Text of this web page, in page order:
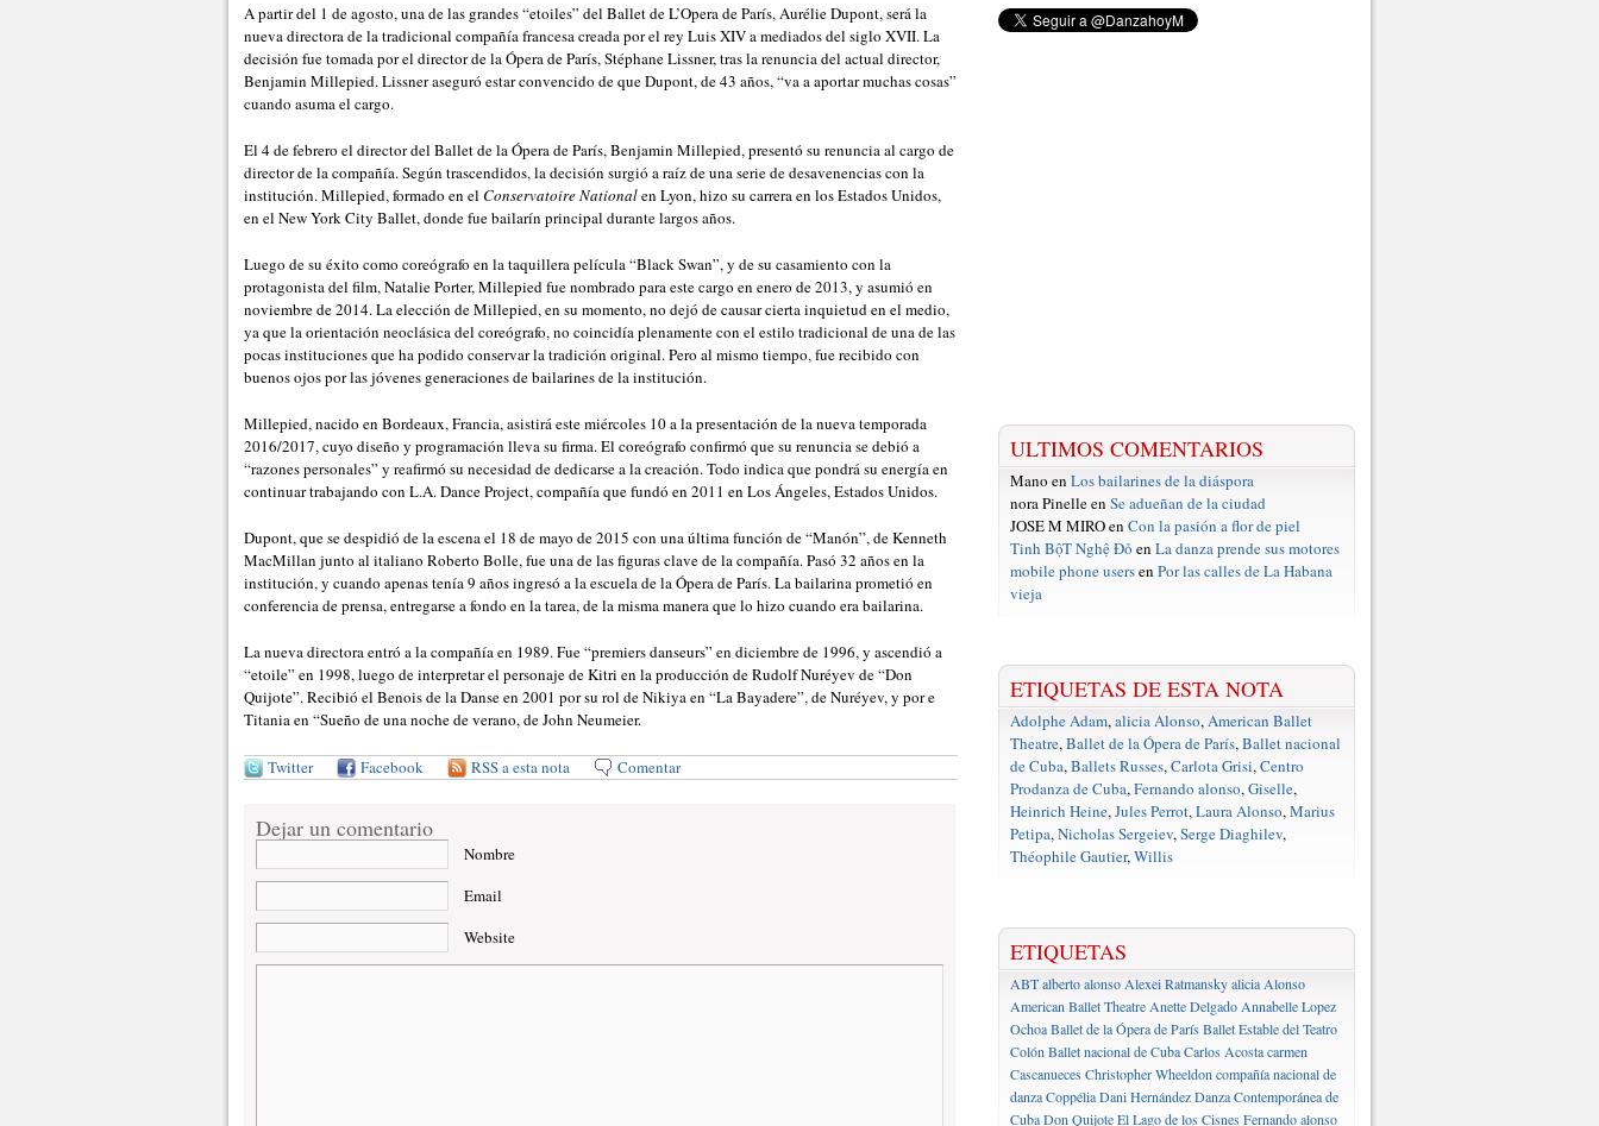
A partir del 1 de agosto, una de las grandes “etoiles” del Ballet de L’Opera de París, Aurélie Dupont, será la
nueva directora de la tradicional compañía francesa creada por el rey Luis XIV a mediados del siglo XVII. La
decisión fue tomada por el director de la Ópera de París, Stéphane Lissner, tras la renuncia del actual director,
Benjamin Millepied. Lissner aseguró estar convencido de que Dupont, de 43 años, “va a aportar muchas cosas”
cuando asuma el cargo.
El 4 de febrero el director del Ballet de la Ópera de París, Benjamin Millepied, presentó su renuncia al cargo de
director de la compañía. Según trascendidos, la decisión surgió a raíz de una serie de desavenencias con la
institución. Millepied, formado en el Conservatoire Nationalen Lyon, hizo su carrera en los Estados Unidos,
en el New York City Ballet, donde fue bailarín principal durante largos años.
Luego de su éxito como coreógrafo en la taquillera película “Black Swan”, y de su casamiento con la
protagonista del film, Natalie Porter, Millepied fue nombrado para este cargo en enero de 2013, y asumió en
noviembre de 2014. La elección de Millepied, en su momento, no dejó de causar cierta inquietud en el medio,
ya que la orientación neoclásica del coreógrafo, no coincidía plenamente con el estilo tradicional de una de las
pocas instituciones que ha podido conservar la tradición original. Pero al mismo tiempo, fue recibido con
buenos ojos por las jóvenes generaciones de bailarines de la institución.
Millepied, nacido en Bordeaux, Francia, asistirá este miércoles 10 a la presentación de la nueva temporada
2016/2017, cuyo diseño y programación lleva su firma. El coreógrafo confirmó que su renuncia se debió a
“razones personales” y reafirmó su necesidad de dedicarse a la creación. Todo indica que pondrá su energía en
continuar trabajando con L.A. Dance Project, compañía que fundó en 2011 en Los Ángeles, Estados Unidos.
Dupont, que se despidió de la escena el 18 de mayo de 2015 con una última función de “Manón”, de Kenneth
MacMillan junto al italiano Roberto Bolle, fue una de las figuras clave de la compañía. Pasó 32 años en la
institución, y cuando apenas tenía 9 años ingresó a la escuela de la Ópera de París. La bailarina prometió en
conferencia de prensa, entregarse a fondo en la tarea, de la misma manera que lo hizo cuando era bailarina.
La nueva directora entró a la compañía en 1989. Fue “premiers danseurs” en diciembre de 1996, y ascendió a
“etoile” en 1998, luego de interpretar el personaje de Kitri en la producción de Rudolf Nuréyev de “Don
Quijote”. Recibió el Benois de la Danse en 2001 por su rol de Nikiya en “La Bayadere”, de Nuréyev, y por e
Titania en “Sueño de una noche de verano, de John Neumeier.
Twitter Facebook RSS a esta nota Comentar
Dejar un comentario
Nombre
Email
Website
ULTIMOS COMENTARIOS
Mano en Los bailarines de la diáspora
nora Pinelle en Se adueñan de la ciudad
JOSE M MIRO en Con la pasión a flor de piel
Tinh BộT Nghệ Đỏ en La danza prende sus motores
mobile phone usersen Por las calles de La Habana
vieja
ETIQUETAS DE ESTA NOTA
Adolphe Adam,alicia Alonso,American Ballet
Theatre,Ballet de la Ópera de París,Ballet nacional
de Cuba,Ballets Russes,Carlota Grisi,Centro
Prodanza de Cuba,Fernando alonso,Giselle,
Heinrich Heine,Jules Perrot,Laura Alonso,Marius
Petipa,Nicholas Sergeiev,Serge Diaghilev,
Théophile Gautier,Willis
ETIQUETAS
ABTalberto alonso Alexei Ratmanskyalicia Alonso
American Ballet Theatre Anette Delgado Annabelle Lopez
OchoaBallet de la Ópera de ParísBallet Estable del Teatro
Colón Ballet nacional de CubaCarlos Acostacarmen
CascanuecesChristopher Wheeldon compañía nacional de
danzaCoppéliaDani HernándezDanza Contemporánea de
CubaDon QuijoteEl Lago de los CisnesFernando alonso